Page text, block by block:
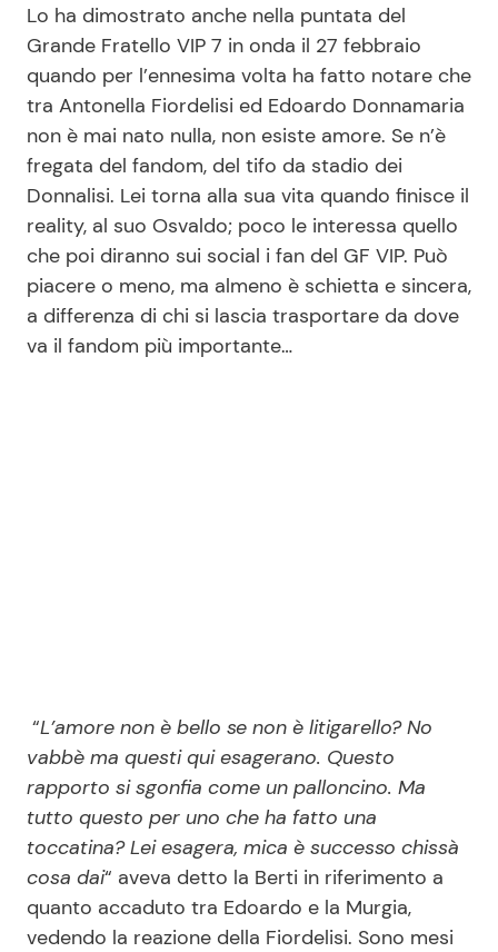
Festività Ricette per Bambini
Seguici
Info
Chi siamo
Disclaimer e Privacy
Lo ha dimostrato anche nella puntata del
Grande Fratello VIP 7 in onda il 27 febbraio
quando per l’ennesima volta ha fatto notare che
tra Antonella Fiordelisi ed Edoardo Donnamaria
non è mai nato nulla, non esiste amore. Se n’è
fregata del fandom, del tifo da stadio dei
Donnalisi. Lei torna alla sua vita quando finisce il
reality, al suo Osvaldo; poco le interessa quello
che poi diranno sui social i fan del GF VIP. Può
piacere o meno, ma almeno è schietta e sincera,
a differenza di chi si lascia trasportare da dove
va il fandom più importante…
“L’amore non è bello se non è litigarello? No
vabbè ma questi qui esagerano. Questo
rapporto si sgonfia come un palloncino. Ma
tutto questo per uno che ha fatto una
toccatina? Lei esagera, mica è successo chissà
cosa dai“ aveva detto la Berti in riferimento a
quanto accaduto tra Edoardo e la Murgia,
vedendo la reazione della Fiordelisi. Sono mesi